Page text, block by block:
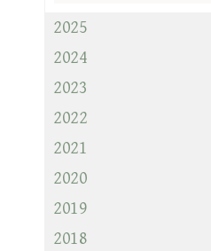
2025
2024
2023
2022
2021
2020
2019
2018